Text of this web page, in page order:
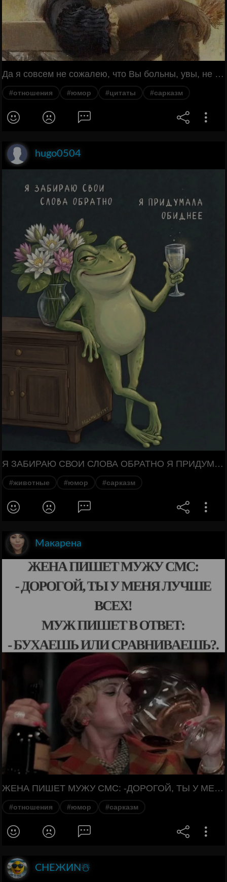
Да я совсем не сожалею, что Вы больны, увы, не мной... Мне, если честно, и не нужен...больной.
#отношения #юмор #цитаты #сарказм
hugo0504
Я ЗАБИРАЮ СВОИ СЛОВА ОБРАТНО Я ПРИДУМАЛА ОБИДНЕЕ ВЕДЬМЫ ШУТЯТ
#животные #юмор #сарказм
Макарена
ЖЕНА ПИШЕТ МУЖУ СМС: -ДОРОГОЙ, ТЫ У МЕНЯ ЛУЧШЕ ВСЕХ! МУЖ ПИШЕТ В ОТВЕТ: -БУХАЕШЬ ИЛИ СРАВНИВАЕШЬ?
#отношения #юмор #сарказм
СНЕЖИN☃️